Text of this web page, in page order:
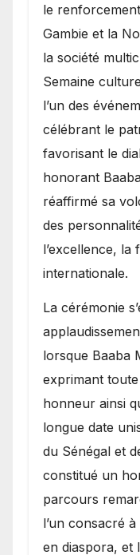
le
Gambie et la
la société
Semaine
l’un des
célébrant le
favorisant le
honorant
réaffirmé sa
des
l’excellence, la
internationale.
​La cérémonie
lorsque Baaba
exprimant
honneur ainsi
longue date
du Sénégal et
constitué un
parcours
l’un consacré
en diaspora, et